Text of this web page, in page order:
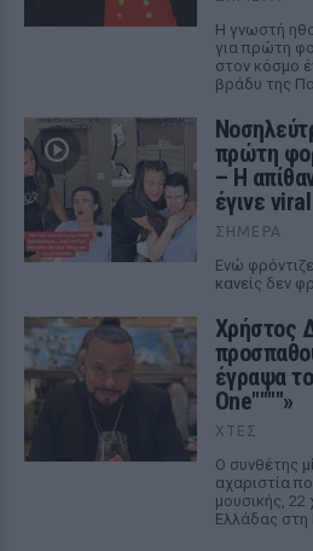
Η γνωστή
για πρώτη
στον κόσμο
βράδυ της
πρώτη
– Η
έγινε viral
ΣΉΜΕΡΑ
Ενώ
κανείς δεν
Χρήστος
έγραψα
One""""»
ΧΤΕΣ
Ο συνθέτης
αχαριστία
μουσικής, 22
Ελλάδας στη